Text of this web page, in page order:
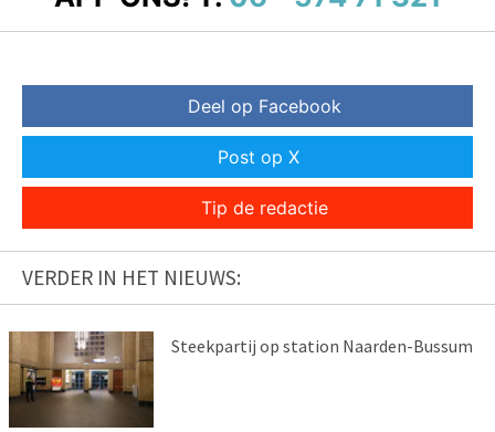
Deel op Facebook
Post op X
Tip de redactie
VERDER IN HET NIEUWS:
Steekpartij op station Naarden-Bussum